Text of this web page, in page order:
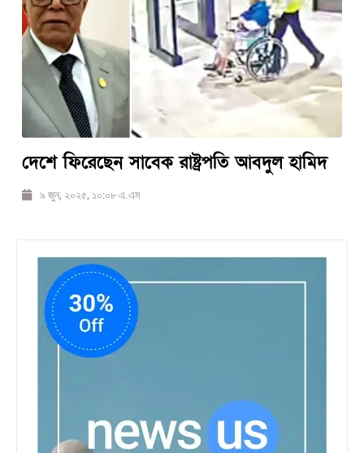
দেশে ফিরেছেন সাবেক রাষ্ট্রপতি আবদুল হামিদ
৯ জুন, ২০২৫, ১০:০৮ এ.এম